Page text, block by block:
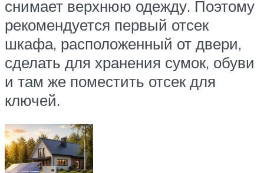
снимает верхнюю одежду. Поэтому
рекомендуется первый отсек
шкафа, расположенный от двери,
сделать для хранения сумок, обуви
и там же поместить отсек для
ключей.